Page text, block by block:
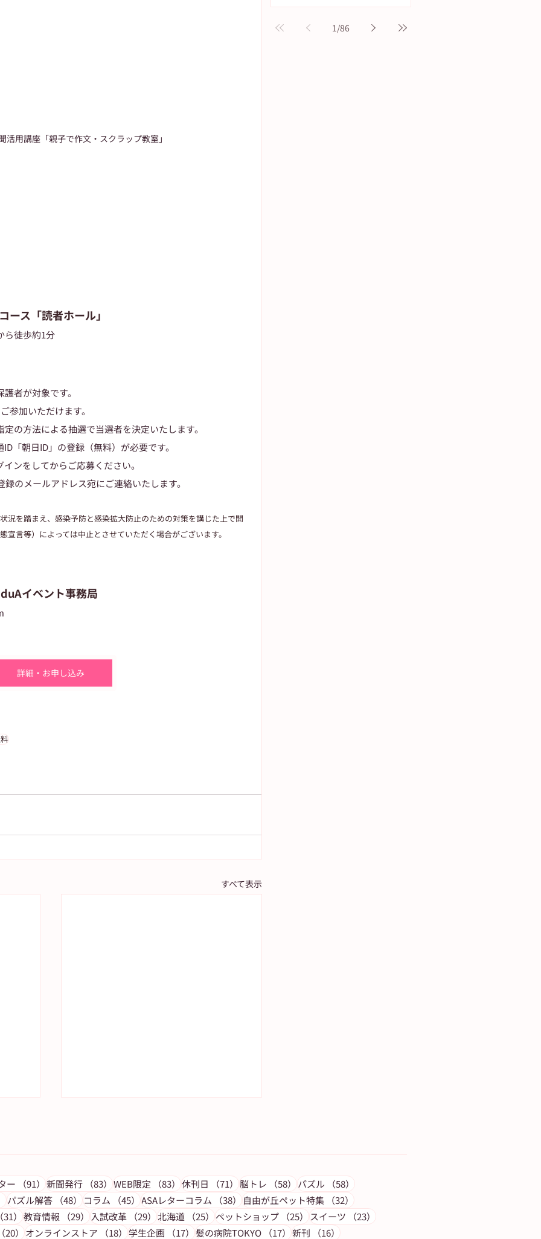
活用講座「親子で作文・スクラップ教室」
ース「読者ホール」
ら徒歩約1分
者が対象です。
参加いただけます。
の方法による抽選で当選者を決定いたします。
「朝日ID」の登録（無料）が必要です。
ンをしてからご応募ください。
のメールアドレス宛にご連絡いたします。
況を踏まえ、感染予防と感染拡大防止のための対策を講じた上で開
言等）によっては中止とさせていただく場合がございます。
イベント事務局
詳細・お申し込み
すべて表示
【教育情報紙】今月の朝日新聞
1/86
事
ー （91）91件の記事
新聞発行 （83）83件の記事
WEB限定 （83）83件の記事
休刊日 （71）71件の記事
脳トレ （58）58件の記事
パズル （58）
53件の記事
パズル解答 （48）48件の記事
コラム （45）45件の記事
ASAレターコラム （38）38件の記事
自由が丘ペット特集 （32）
事
（31）31件の記事
教育情報 （29）29件の記事
入試改革 （29）29件の記事
北海道 （25）25件の記事
ペットショップ （25）25件の記事
スイーツ （23）
（20）20件の記事
オンラインストア （18）18件の記事
学生企画 （17）17件の記事
髪の病院TOKYO （17）17件の記事
新刊 （16）